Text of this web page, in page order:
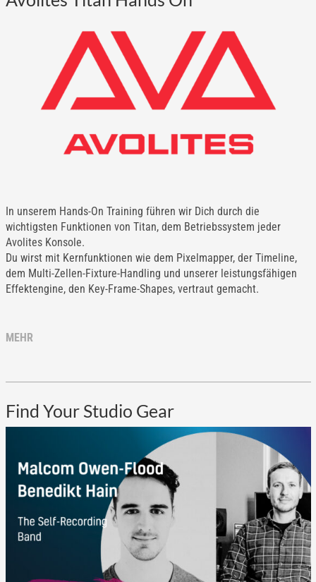
In unserem Hands-On Training führen wir Dich durch die
wichtigsten Funktionen von Titan, dem Betriebssystem jeder
Avolites Konsole.
Du wirst mit Kernfunktionen wie dem Pixelmapper, der Timeline,
dem Multi-Zellen-Fixture-Handling und unserer leistungsfähigen
Effektengine, den Key-Frame-Shapes, vertraut gemacht.
MEHR
Find Your Studio Gear